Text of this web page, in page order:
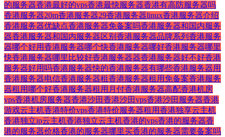
的服务器香港最好的vps香港最快服务器香港有高防服务器吗
香港服务器20m香港服务器29香港服务器linux香港服务器介绍
香港服务器优缺点香港服务器免备案吗香港服务器和国内服务
器香港服务器和国内服务器区别 香港服务器品牌系列 香港服务
器哪个好用香港服务器哪个快香港服务器哪好香港服务器哪里
快香港服务器哪里比较好香港服务器器香港服务器好不好香港
服务器好用吗香港服务器快的香港服务器有哪些香港服务器用
香港服务器电信香港服务器租香港服务器租用免备案香港服务
器租用哪个好香港服务器租用月付香港服务器高配香港机房
vps香港机房服务器香港沙田香港沙田vps香港沙田服务器香港
游戏云主机香港特价vps香港特价服务器租用香港独享云主机
香港独立ip云主机香港独立云主机香港的vps香港的服务器香
港的服务器价格香港的服务器哪里买香港的服务器需要备案吗